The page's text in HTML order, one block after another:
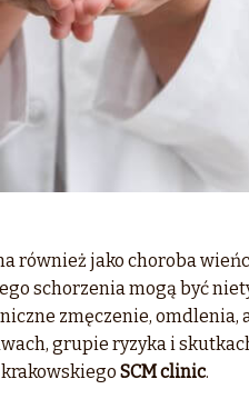
również jako choroba
schorzenia mogą być
zmęczenie, omdlenia,
grupie ryzyka i
SCM clinic.